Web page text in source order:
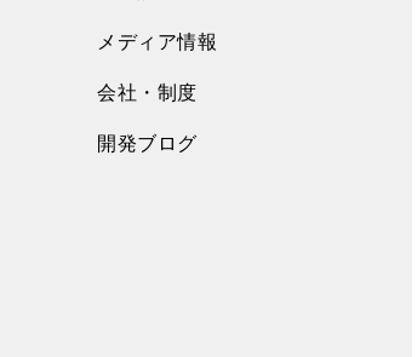
メディア情報
会社・制度
開発ブログ